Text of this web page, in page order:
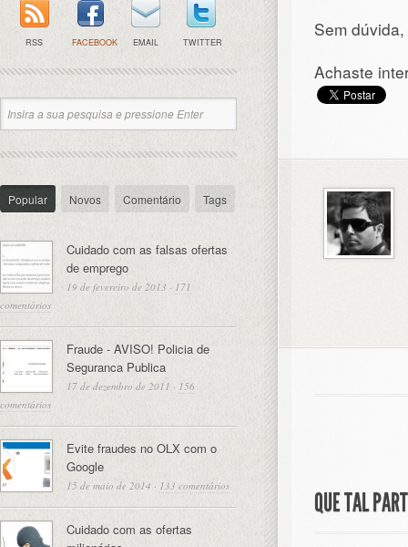
Sem
Achaste
QUE TAL
RSS FACEBOOK EMAIL TWITTER
Popular Novos Comentário Tags
Cuidado com as falsas ofertas
de emprego
19 de fevereiro de 2013 · 171
comentários
Fraude - AVISO! Policia de
Seguranca Publica
17 de dezembro de 2011 · 156
comentários
Evite fraudes no OLX com o
Google
15 de maio de 2014 · 133 comentários
Cuidado com as ofertas